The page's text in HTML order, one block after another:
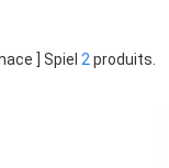
] Spiel 2 produits.